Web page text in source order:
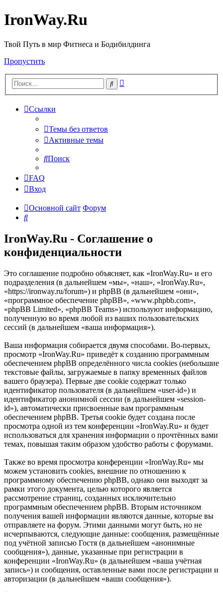
IronWay.Ru
Твой Путь в мир Фитнеса и Бодибилдинга
Пропустить
Поиск
Ссылки
Темы без ответов
Активные темы
Поиск
FAQ
Вход
Основной сайт Форум
Поиск
IronWay.Ru - Соглашение о
конфиденциальности
Это соглашение подробно объясняет, как «IronWay.Ru» и его
подразделения (в дальнейшем «мы», «наш», «IronWay.Ru»,
«https://ironway.ru/forum») и phpBB (в дальнейшем «они»,
«программное обеспечение phpBB», «www.phpbb.com»,
«phpBB Limited», «phpBB Teams») используют информацию,
полученную во время любой из ваших пользовательских
сессий (в дальнейшем «ваша информация»).
Ваша информация собирается двумя способами. Во-первых,
просмотр «IronWay.Ru» приведёт к созданию программным
обеспечением phpBB определённого числа cookies (небольшие
текстовые файлы, загружаемые в папку временных файлов
вашего браузера). Первые две cookie содержат только
идентификатор пользователя (в дальнейшем «user-id») и
идентификатор анонимной сессии (в дальнейшем «session-
id»), автоматически присвоенные вам программным
обеспечением phpBB. Третья cookie будет создана после
просмотра одной из тем конференции «IronWay.Ru» и будет
использоваться для хранения информации о прочтённых вами
темах, повышая таким образом удобство работы с форумами.
Также во время просмотра конференции «IronWay.Ru» мы
можем установить cookies, внешние по отношению к
программному обеспечению phpBB, однако они выходят за
рамки этого документа, целью которого является
рассмотрение страниц, созданных исключительно
программным обеспечением phpBB. Вторым источником
получения вашей информации являются данные, которые вы
отправляете на форум. Этими данными могут быть, но не
исчерпываются, следующие данные: сообщения, размещённые
под учётной записью Гостя (в дальнейшем «анонимные
сообщения»), данные, указанные при регистрации в
конференции «IronWay.Ru» (в дальнейшем «ваша учётная
запись») и сообщения, оставленные вами после регистрации и
авторизации (в дальнейшем «ваши сообщения»).